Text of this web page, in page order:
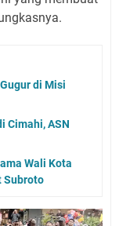
di Misi
Cimahi, ASN
Wali Kota
Subroto